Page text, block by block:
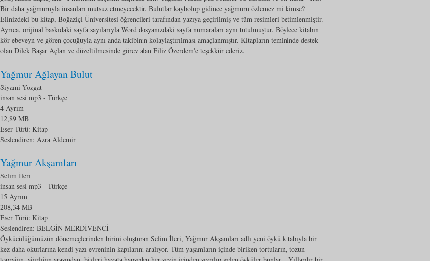
Bir daha yağmuruyla insanları mutsuz etmeyecektir. Bulutlar kaybolup gidince yağmuru özlemez mi kimse?
Elinizdeki bu kitap, Boğaziçi Üniversitesi öğrencileri tarafından yazıya geçirilmiş ve tüm resimleri betimlenmiştir.
Ayrıca, orijinal baskıdaki sayfa sayılarıyla Word dosyanızdaki sayfa numaraları aynı tutulmuştur. Böylece kitabın
kör ebeveyn ve gören çocuğuyla aynı anda takibinin kolaylaştırılması amaçlanmıştır. Kitapların temininde destek
olan Dilek Başar Açlan ve düzeltilmesinde görev alan Filiz Özerdem'e teşekkür ederiz.
Yağmur Ağlayan Bulut
Siyami Yozgat
insan sesi mp3 - Türkçe
4 Ayrım
12,89 MB
Eser Türü: Kitap
Seslendiren: Azra Aldemir
Yağmur Akşamları
Selim İleri
insan sesi mp3 - Türkçe
15 Ayrım
208,34 MB
Eser Türü: Kitap
Seslendiren: BELGİN MERDİVENCİ
Öykücülüğümüzün dönemeçlerinden birini oluşturan Selim İleri, Yağmur Akşamları adlı yeni öykü kitabıyla bir
kez daha okurlarına kendi yazı evreninin kapılarını aralıyor. Tüm yaşamların içinde biriken tortuların, tozun